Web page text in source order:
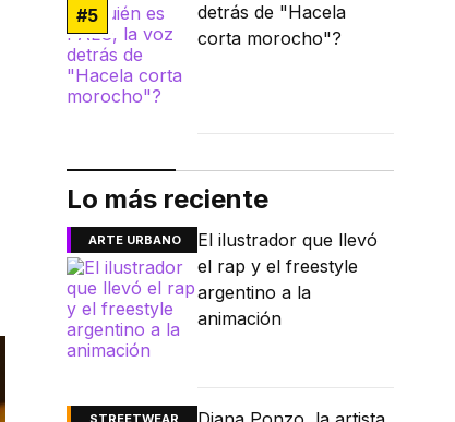
#5
detrás de "Hacela
corta morocho"?
Lo más reciente
ARTE URBANO
El ilustrador que llevó
el rap y el freestyle
argentino a la
animación